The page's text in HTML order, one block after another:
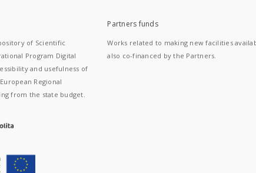
of Scientific
Program Digital
and usefulness of
Regional
from the state budget.
Partners funds
Works related to making new facilities
also co-financed by the Partners.